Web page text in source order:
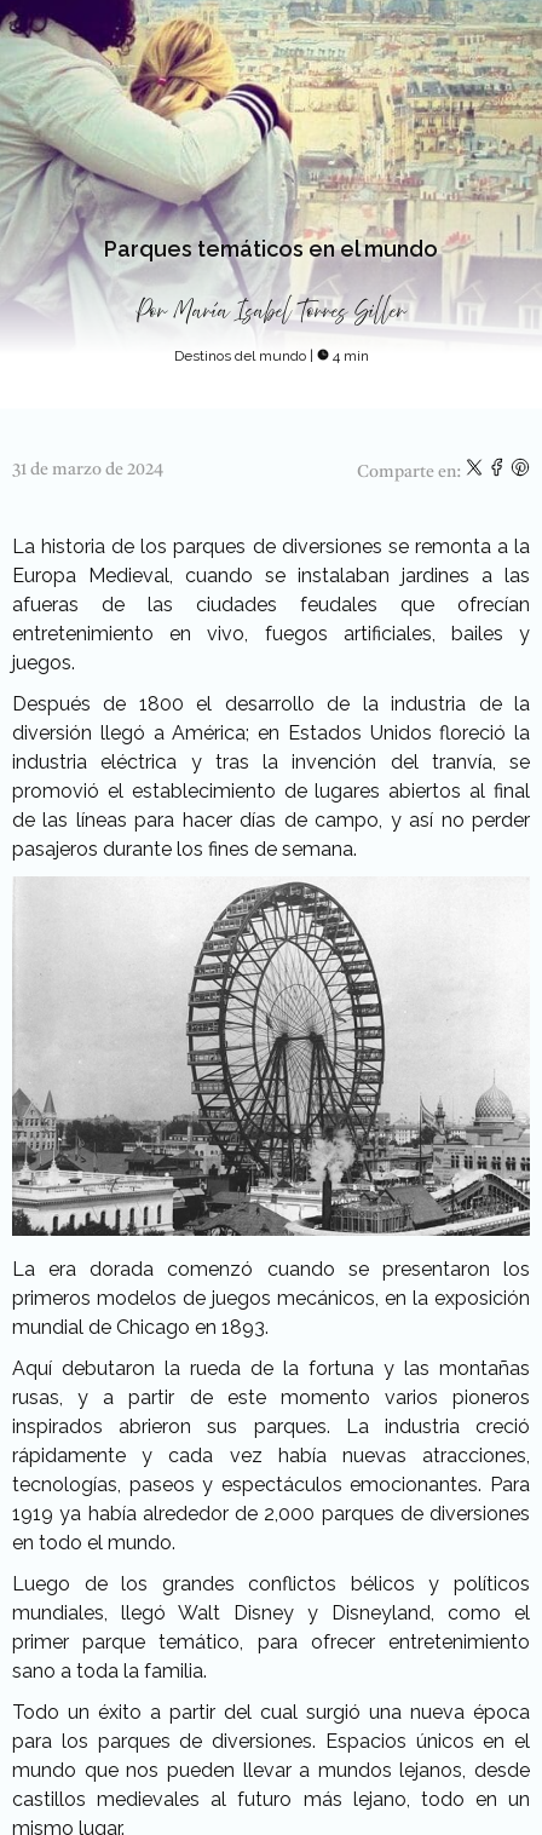
Parques temáticos en el mundo
Por María Isabel Torres Siller
Destinos del mundo | 4 min
31 de marzo de 2024 Comparte en:
La historia de los parques de diversiones se remonta a la
Europa Medieval, cuando se instalaban jardines a las
afueras de las ciudades feudales que ofrecían
entretenimiento en vivo, fuegos artificiales, bailes y
juegos.
Después de 1800 el desarrollo de la industria de la
diversión llegó a América; en Estados Unidos floreció la
industria eléctrica y tras la invención del tranvía, se
promovió el establecimiento de lugares abiertos al final
de las líneas para hacer días de campo, y así no perder
pasajeros durante los fines de semana.
La era dorada comenzó cuando se presentaron los
primeros modelos de juegos mecánicos, en la exposición
mundial de Chicago en 1893.
Aquí debutaron la rueda de la fortuna y las montañas
rusas, y a partir de este momento varios pioneros
inspirados abrieron sus parques. La industria creció
rápidamente y cada vez había nuevas atracciones,
tecnologías, paseos y espectáculos emocionantes. Para
1919 ya había alrededor de 2,000 parques de diversiones
en todo el mundo.
Luego de los grandes conflictos bélicos y políticos
mundiales, llegó Walt Disney y Disneyland, como el
primer parque temático, para ofrecer entretenimiento
sano a toda la familia.
Todo un éxito a partir del cual surgió una nueva época
para los parques de diversiones. Espacios únicos en el
mundo que nos pueden llevar a mundos lejanos, desde
castillos medievales al futuro más lejano, todo en un
mismo lugar.